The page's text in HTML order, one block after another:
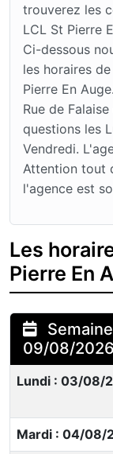
trouverez les
LCL St Pierre
Ci-dessous
les horaires
Pierre En
Rue de
questions les
Vendredi.
Attention tout
l'agence est
Les
Pierre En
09/08/2026
Lundi : 03/08/
Mardi : 04/08/